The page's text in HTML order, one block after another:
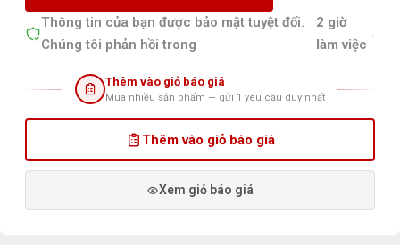
Thông tin của bạn được bảo mật tuyệt đối.
Chúng tôi phản hồi trong
2 giờ
làm việc
.
Thêm vào giỏ báo giá
Mua nhiều sản phẩm — gửi 1 yêu cầu duy nhất
Thêm vào giỏ báo giá
Xem giỏ báo giá